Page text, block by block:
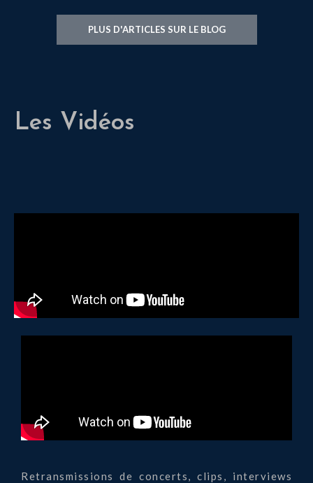
PLUS D'ARTICLES SUR LE BLOG
Les Vidéos
Retransmissions de concerts, clips, interviews